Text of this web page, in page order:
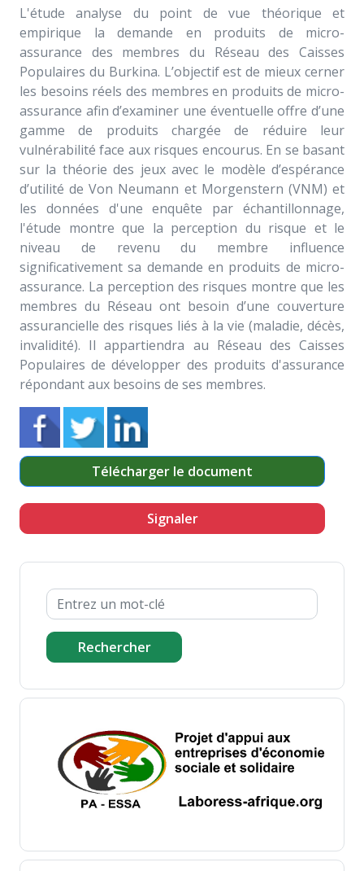
L'étude analyse du point de vue théorique et
empirique la demande en produits de micro-
assurance des membres du Réseau des Caisses
Populaires du Burkina. L’objectif est de mieux cerner
les besoins réels des membres en produits de micro-
assurance afin d’examiner une éventuelle offre d’une
gamme de produits chargée de réduire leur
vulnérabilité face aux risques encourus. En se basant
sur la théorie des jeux avec le modèle d’espérance
d’utilité de Von Neumann et Morgenstern (VNM) et
les données d'une enquête par échantillonnage,
l'étude montre que la perception du risque et le
niveau de revenu du membre influence
significativement sa demande en produits de micro-
assurance. La perception des risques montre que les
membres du Réseau ont besoin d’une couverture
assurancielle des risques liés à la vie (maladie, décès,
invalidité). Il appartiendra au Réseau des Caisses
Populaires de développer des produits d'assurance
répondant aux besoins de ses membres.
Télécharger le document
Signaler
Rechercher